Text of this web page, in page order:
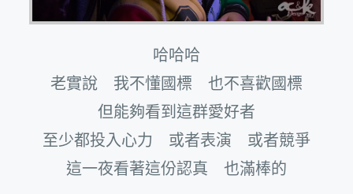
哈哈哈
老實說 我不懂國標 也不喜歡國標
但能夠看到這群愛好者
至少都投入心力 或者表演 或者競爭
這一夜看著這份認真 也滿棒的